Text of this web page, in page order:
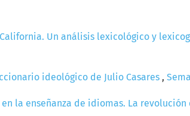
Un análisis lexicológico y
ideológico de Julio Casares ,
la enseñanza de idiomas. La revolución